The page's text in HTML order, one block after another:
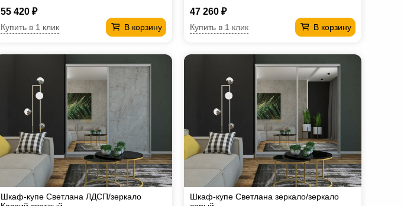
55 420 ₽
В корзину
Купить в 1 клик
47 260 ₽
В корзину
Купить в 1 клик
Шкаф-купе Светлана ЛДСП/зеркало
Шкаф-купе Светлана зеркало/зеркало